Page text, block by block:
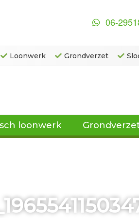
06-
Loonwerk Grondverzet
loonwerk